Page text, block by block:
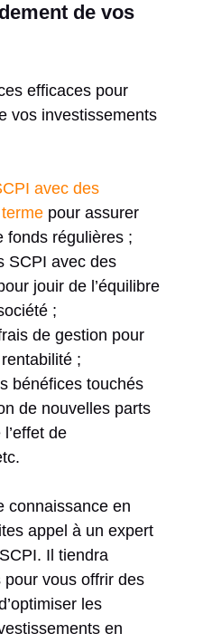
de vos
efficaces pour
vos investissements
avec des
pour assurer
fonds régulières ;
SCPI avec des
jouir de l’équilibre
;
de gestion pour
;
bénéfices touchés
de nouvelles parts
de
connaissance en
appel à un expert
Il tiendra
vous offrir des
les
en